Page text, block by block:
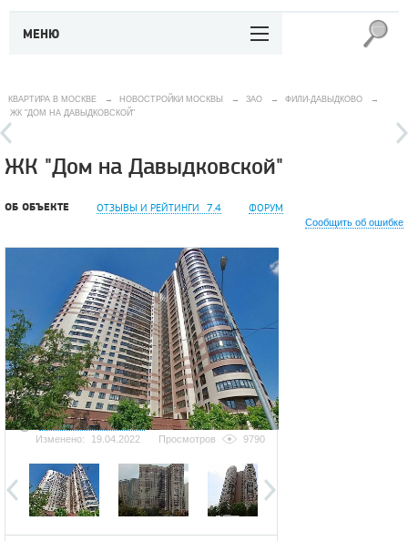
МЕНЮ
КВАРТИРА В МОСКВЕ → НОВОСТРОЙКИ МОСКВЫ → ЗАО → ФИЛИ-ДАВЫДКОВО
→
ЖК "ДОМ НА ДАВЫДКОВСКОЙ"
ЖК "Дом на Давыдковской"
ОБ ОБЪЕКТЕ ОТЗЫВЫ И РЕЙТИНГИ 7.4 ФОРУМ
Сообщить об ошибке
Добавить фотографию
Изменено:
19.04.2022 Просмотров 9790